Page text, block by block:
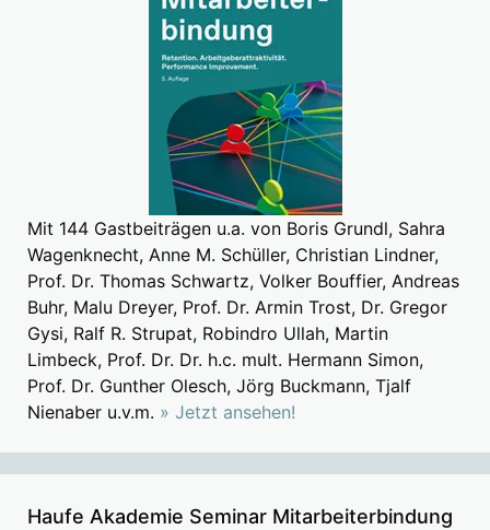
Mit 144 Gastbeiträgen u.a. von Boris Grundl, Sahra
Wagenknecht, Anne M. Schüller, Christian Lindner,
Prof. Dr. Thomas Schwartz, Volker Bouffier, Andreas
Buhr, Malu Dreyer, Prof. Dr. Armin Trost, Dr. Gregor
Gysi, Ralf R. Strupat, Robindro Ullah, Martin
Limbeck, Prof. Dr. Dr. h.c. mult. Hermann Simon,
Prof. Dr. Gunther Olesch, Jörg Buckmann, Tjalf
Nienaber u.v.m. » Jetzt ansehen!
Haufe Akademie Seminar Mitarbeiterbindung